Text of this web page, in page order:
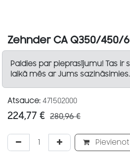
Zehnder CA Q350/450/
Paldies par pieprasījumu! Tas ir
laikā mēs ar Jums sazināsimies.
Atsauce: 471502000
224,77 € 280,96€
Pievienot